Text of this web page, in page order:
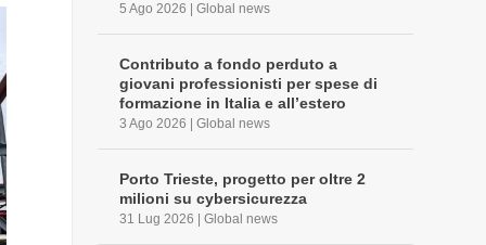
5 Ago 2026 |Global news
Contributo a fondo perduto a
giovani professionisti per spese di
formazione in Italia e all’estero
3 Ago 2026 |Global news
Porto Trieste, progetto per oltre 2
milioni su cybersicurezza
31 Lug 2026 |Global news